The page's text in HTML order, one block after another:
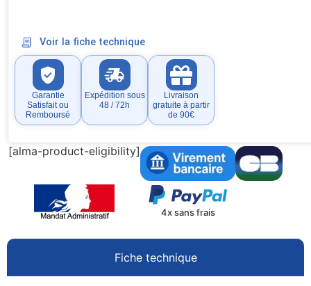
Voir la fiche technique
Garantie
Satisfait ou
Remboursé
Expédition sous
48 / 72h
Livraison
gratuite à partir
de 90€
[alma-product-eligibility]
4x sans frais
Fiche technique